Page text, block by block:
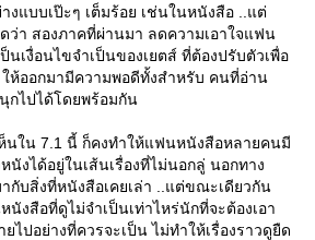
งแบบเป๊ะๆ เต็มร้อย เช่นในหนังสือ ..แต่
า สองภาคที่ผ่านมา ลดความเอาใจแฟน
นเงื่อนไขจำเป็นของเยตส์ ที่ต้องปรับตัวเพื่อ
ห้ออกมามีความพอดีทั้งสำหรับ คนที่อ่าน
ไปได้โดยพร้อมกัน
นใน 7.1 นี้ ก็คงทำให้แฟนหนังสือหลายคนมี
งได้อยู่ในเส้นเรื่องที่ไม่นอกลู่ นอกทาง
บสิ่งที่หนังสือเคยเล่า ..แต่ขณะเดียวกัน
นังสือที่ดูไม่จำเป็นเท่าไหร่นักที่จะต้องเอา
ไปอย่างที่ควรจะเป็น ไม่ทำให้เรื่องราวดูยืด